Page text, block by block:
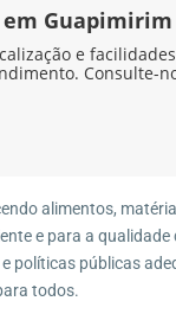
em Guapimirim
e
Consulte-
alimentos,
e para a qualidade
políticas públicas
todos.